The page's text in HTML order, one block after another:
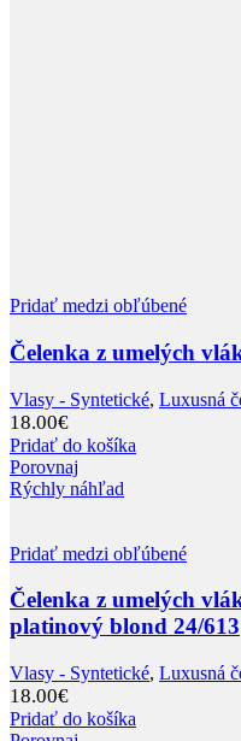
Pridať medzi obľúbené
Čelenka z umelých
Vlasy - Syntetické, Luxusná
18.00€
Pridať do košíka
Porovnaj
Rýchly náhľad
Pridať medzi obľúbené
Čelenka z umelých
platinový blond 24/613
Vlasy - Syntetické, Luxusná
18.00€
Pridať do košíka